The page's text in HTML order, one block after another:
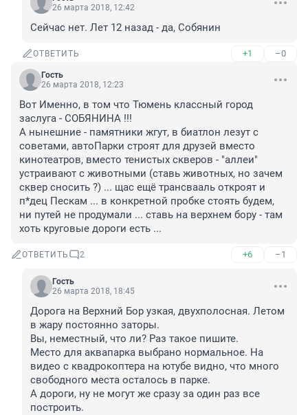
26 марта 2018, 12:42
Сейчас нет. Лет 12 назад - да, Собянин
ОТВЕТИТЬ +1 –0
Гость
26 марта 2018, 12:23
Вот Именно, в том что Тюмень классный город
заслуга - СОБЯНИНА !!!
А нынешние - памятники жгут, в биатлон лезут с
советами, автоПарки строят для друзей вместо
кинотеатров, вместо тенистых скверов - "аллеи"
устраивают с животными (ставь животных, но зачем
сквер сносить ?) ... щас ещё трансвааль откроят и
п*дец Пескам ... в конкретной пробке стоять будем,
ни путей не продумали ... ставь на верхнем бору - там
хоть круговые дороги есть ...
ОТВЕТИТЬ 2 +6 –1
Гость
26 марта 2018, 18:45
Дорога на Верхний Бор узкая, двухполосная. Летом
в жару постоянно заторы.
Вы, неместный, что ли? Раз такое пишите.
Место для аквапарка выбрано нормальное. На
видео с квадрокоптера на ютубе видно, что много
свободного места осталось в парке.
А дороги, ну не могут же сразу за один раз все
построить.